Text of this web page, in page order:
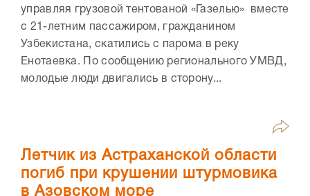
управляя грузовой тентованой «Газелью» вместе
с 21-летним пассажиром, гражданином
Узбекистана, скатились с парома в реку
Енотаевка. По сообщению регионального УМВД,
молодые люди двигались в сторону...
Летчик из Астраханской области
погиб при крушении штурмовика
в Азовском море